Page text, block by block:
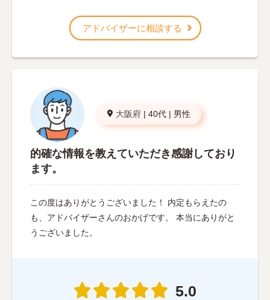
アドバイザーに相談する
大阪府 | 40代 | 男性
的確な情報を教えていただき感謝しており
ます。
この度はありがとうございました！ 内定もらえたの
も、アドバイザーさんのおかげです。 本当にありがと
うございました。
5.0